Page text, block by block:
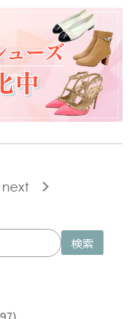
next
検索